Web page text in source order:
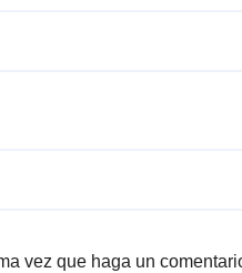
vez que haga un